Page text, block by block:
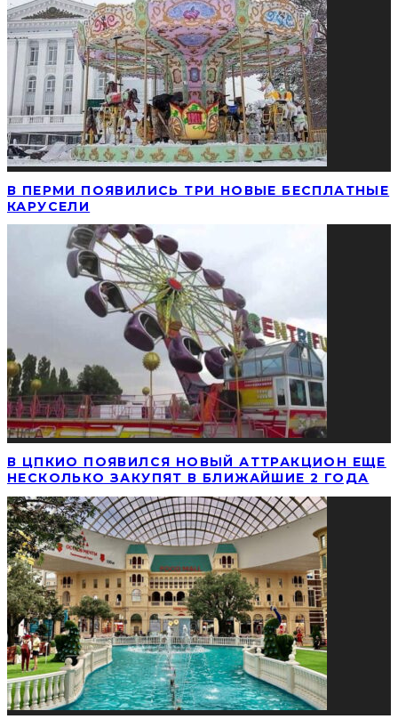
В ПЕРМИ ПОЯВИЛИСЬ ТРИ НОВЫЕ БЕСПЛАТНЫЕ
КАРУСЕЛИ
В ЦПКИО ПОЯВИЛСЯ НОВЫЙ АТТРАКЦИОН ЕЩЕ
НЕСКОЛЬКО ЗАКУПЯТ В БЛИЖАЙШИЕ 2 ГОДА